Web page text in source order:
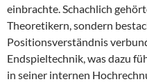
einbrachte. Schachlich
Theoretikern, sondern
Positionsverständnis
Endspieltechnik, was dazu
in seiner internen